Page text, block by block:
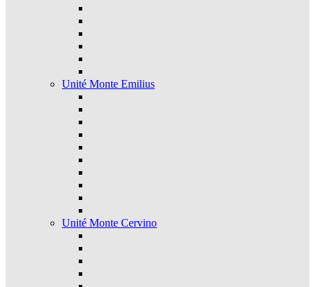
Unité Monte Emilius
Unité Monte Cervino